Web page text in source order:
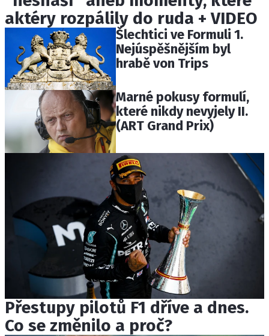
aktéry rozpálily do ruda + VIDEO
Šlechtici ve Formuli 1.
Nejúspěšnějším byl
hrabě von Trips
Marné pokusy formulí,
které nikdy nevyjely II.
(ART Grand Prix)
Přestupy pilotů F1 dříve a dnes.
Co se změnilo a proč?